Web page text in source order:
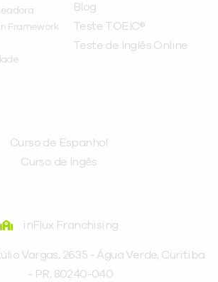
Framework
Blog
Teste TOEIC®
Teste de Inglês Online
Curso de Espanhol
Curso de Ingês
inFlux Franchising
Vargas, 2635 - Água Verde, Curitiba
- PR, 80240-040